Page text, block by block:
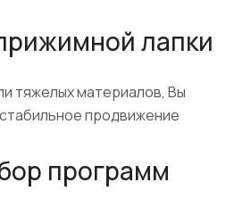
лапки
тяжелых материалов, Вы
продвижение
программ